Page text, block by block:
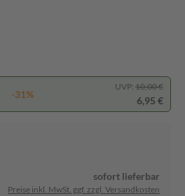
-31%
UVP: 10,00 €
6,95 €
sofort lieferbar
Preise inkl. MwSt. ggf. zzgl. Versandkosten